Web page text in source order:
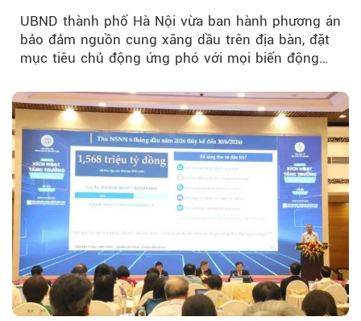
UBND thành phố Hà Nội vừa ban hành phương án
bảo đảm nguồn cung xăng dầu trên địa bàn, đặt
mục tiêu chủ động ứng phó với mọi biến động